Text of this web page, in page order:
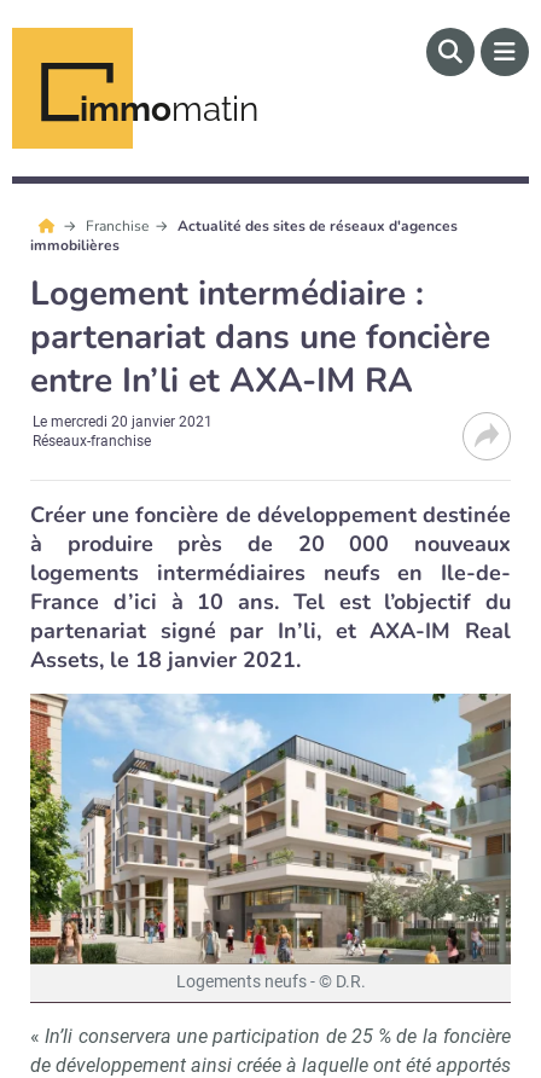
immomatin
Franchise
Actualité des sites de réseaux d'agences
immobilières
Logement intermédiaire :
partenariat dans une foncière
entre In’li et AXA-IM RA
Lemercredi 20 janvier 2021
Réseaux-franchise
Créer une foncière de développement destinée
à produire près de 20 000 nouveaux
logements intermédiaires neufs en Ile-de-
France d’ici à 10 ans. Tel est l’objectif du
partenariat signé par In’li, et AXA-IM Real
Assets, le 18 janvier 2021.
Logements neufs - © D.R.
«In’li conservera une participation de 25 % de la foncière
de développement ainsi créée à laquelle ont été apportés